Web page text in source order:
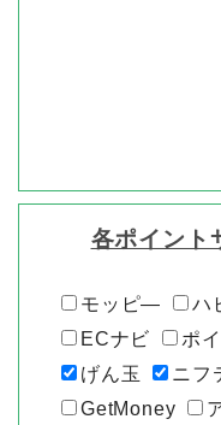
各ポイント
モッピ― ハ
ECナビ
ポ
げん玉
ニフ
GetMoney